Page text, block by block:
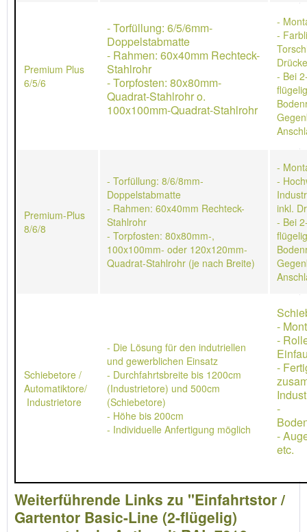
Premium Plus
6/5/6
- Torfüllung: 6/5/6mm-
Doppelstabmatte
- Rahmen: 60x40mm Rechteck-
Stahlrohr
- Torpfosten: 80x80mm-
Quadrat-Stahlrohr o.
100x100mm-Quadrat-Stahlrohr
-
-
- Bei
Premium-Plus
8/6/8
- Torfüllung: 8/6/8mm-
Doppelstabmatte
- Rahmen: 60x40mm Rechteck-
Stahlrohr
- Torpfosten: 80x80mm-,
100x100mm- oder 120x120mm-
Quadrat-Stahlrohr (je nach Breite)
-
-
inkl.
- Bei
Schiebetore /
Automatiktore/
Industrietore
- Die Lösung für den indutriellen
und gewerblichen Einsatz
- Durchfahrtsbreite bis 1200cm
(Industrietore) und 500cm
(Schiebetore)
- Höhe bis 200cm
- Individuelle Anfertigung möglich
-
-
-
-
-
etc.
Weiterführende Links zu "Einfahrtstor /
Gartentor Basic-Line (2-flügelig)